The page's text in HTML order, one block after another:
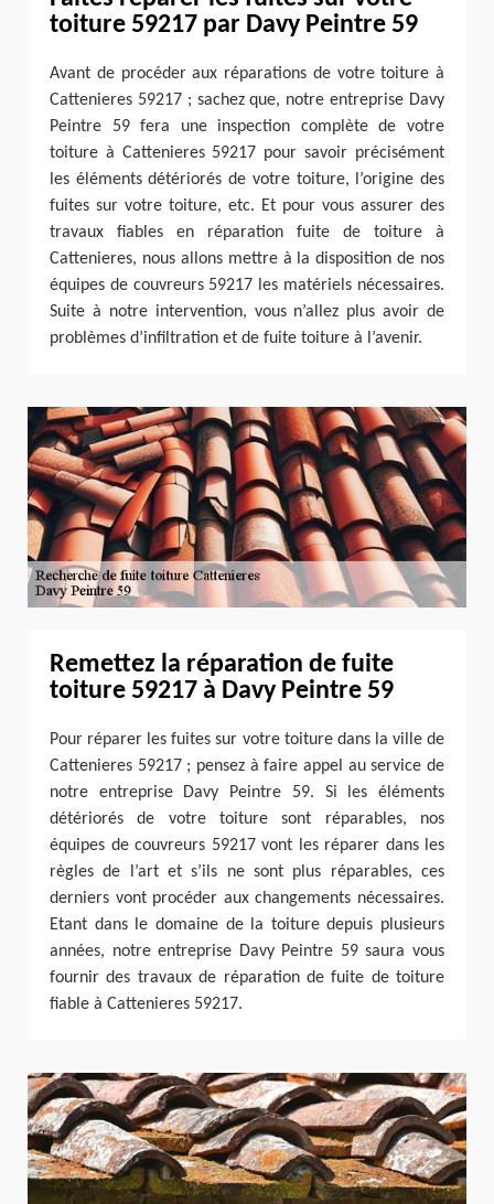
toiture 59217 par Davy Peintre 59
Avant de procéder aux réparations de votre toiture à
Cattenieres 59217 ; sachez que, notre entreprise Davy
Peintre 59 fera une inspection complète de votre
toiture à Cattenieres 59217 pour savoir précisément
les éléments détériorés de votre toiture, l’origine des
fuites sur votre toiture, etc. Et pour vous assurer des
travaux fiables en réparation fuite de toiture à
Cattenieres, nous allons mettre à la disposition de nos
équipes de couvreurs 59217 les matériels nécessaires.
Suite à notre intervention, vous n’allez plus avoir de
problèmes d’infiltration et de fuite toiture à l’avenir.
Remettez la réparation de fuite
toiture 59217 à Davy Peintre 59
Pour réparer les fuites sur votre toiture dans la ville de
Cattenieres 59217 ; pensez à faire appel au service de
notre entreprise Davy Peintre 59. Si les éléments
détériorés de votre toiture sont réparables, nos
équipes de couvreurs 59217 vont les réparer dans les
règles de l’art et s’ils ne sont plus réparables, ces
derniers vont procéder aux changements nécessaires.
Etant dans le domaine de la toiture depuis plusieurs
années, notre entreprise Davy Peintre 59 saura vous
fournir des travaux de réparation de fuite de toiture
fiable à Cattenieres 59217.